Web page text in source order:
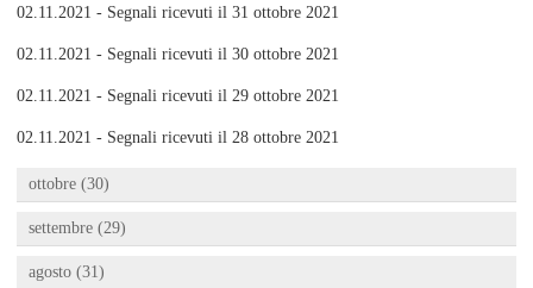
02.11.2021 - Segnali ricevuti il 31 ottobre 2021
02.11.2021 - Segnali ricevuti il 30 ottobre 2021
02.11.2021 - Segnali ricevuti il 29 ottobre 2021
02.11.2021 - Segnali ricevuti il 28 ottobre 2021
ottobre (30)
settembre (29)
agosto (31)